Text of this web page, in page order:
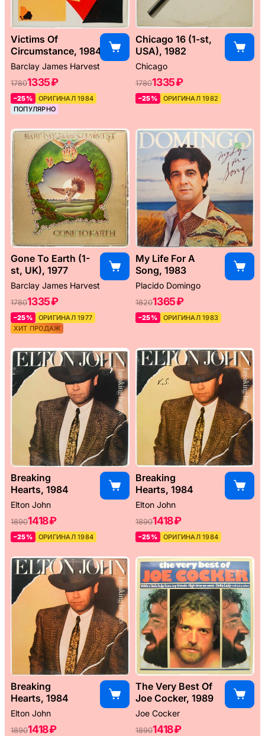
Victims Of
Circumstance, 1984
Barclay James Harvest
17801335 ₽
–25%
ОРИГИНАЛ 1984
ПОПУЛЯРНО
Chicago 16 (1-st,
USA), 1982
Chicago
17801335 ₽
–25% ОРИГИНАЛ 1982
Gone To Earth (1-
st, UK), 1977
Barclay James Harvest
17801335 ₽
–25%
ОРИГИНАЛ 1977
ХИТ ПРОДАЖ
My Life For A
Song, 1983
Placido Domingo
18201365 ₽
–25% ОРИГИНАЛ 1983
Breaking
Hearts, 1984
Elton John
18901418 ₽
–25% ОРИГИНАЛ 1984
Breaking
Hearts, 1984
Elton John
18901418 ₽
–25% ОРИГИНАЛ 1984
Breaking
Hearts, 1984
Elton John
18901418 ₽
The Very Best Of
Joe Cocker, 1989
Joe Cocker
18901418 ₽